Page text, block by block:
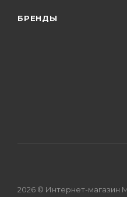
БРЕНДЫ
2026 © Интернет-магазин